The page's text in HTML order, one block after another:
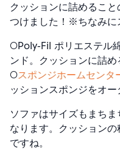
クッションに詰めるこ
つけました！※ちなみに
○Poly-Fil ポリエステル
ンド。クッションに詰め
○スポンジホームセンタ
ッションスポンジをオー
ソファはサイズもまち
なります。クッション
ですね。